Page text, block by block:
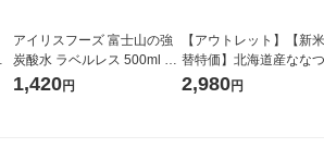
アイリスフーズ 富士山の強
炭酸水 ラベルレス 500ml 1
箱（24本入）
1,420円
【アウトレット】【新
替特価】北海道産ななつ
し 無洗米 5kg 1袋 令和7
米 木徳神糧 オリジナル
2,980円